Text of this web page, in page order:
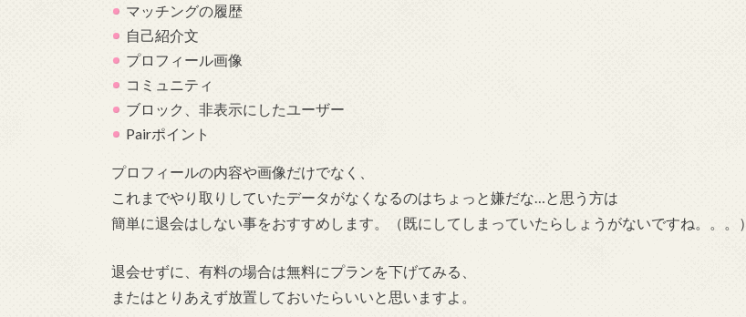
マッチングの履歴
自己紹介文
プロフィール画像
コミュニティ
ブロック、非表示にしたユーザー
Pairポイント
プロフィールの内容や画像だけでなく、
これまでやり取りしていたデータがなくなるのはちょっと嫌だな…と思う方は
簡単に退会はしない事をおすすめします。（既にしてしまっていたらしょうがないですね。。。）
退会せずに、有料の場合は無料にプランを下げてみる、
またはとりあえず放置しておいたらいいと思いますよ。